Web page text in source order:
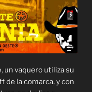
un vaquero utiliza su
de la comarca, y con